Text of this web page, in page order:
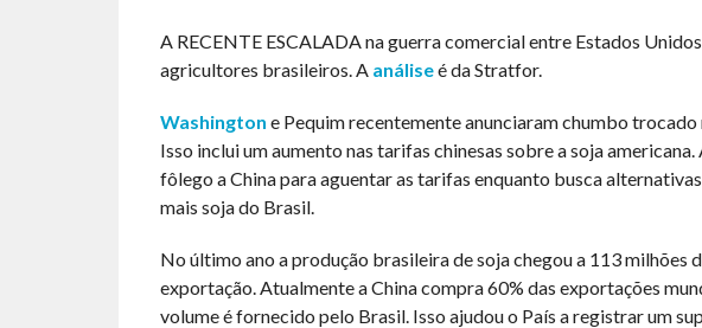
A RECENTE ESCALADA na guerra comercial entre Estados
agricultores brasileiros. A análiseé da Stratfor.
Washington e Pequim recentemente anunciaram chumbo
Isso inclui um aumento nas tarifas chinesas sobre a soja
fôlego a China para aguentar as tarifas enquanto busca
mais soja do Brasil.
No último ano a produção brasileira de soja chegou a 113 milhões
exportação. Atualmente a China compra 60% das exportações
volume é fornecido pelo Brasil. Isso ajudou o País a registrar um